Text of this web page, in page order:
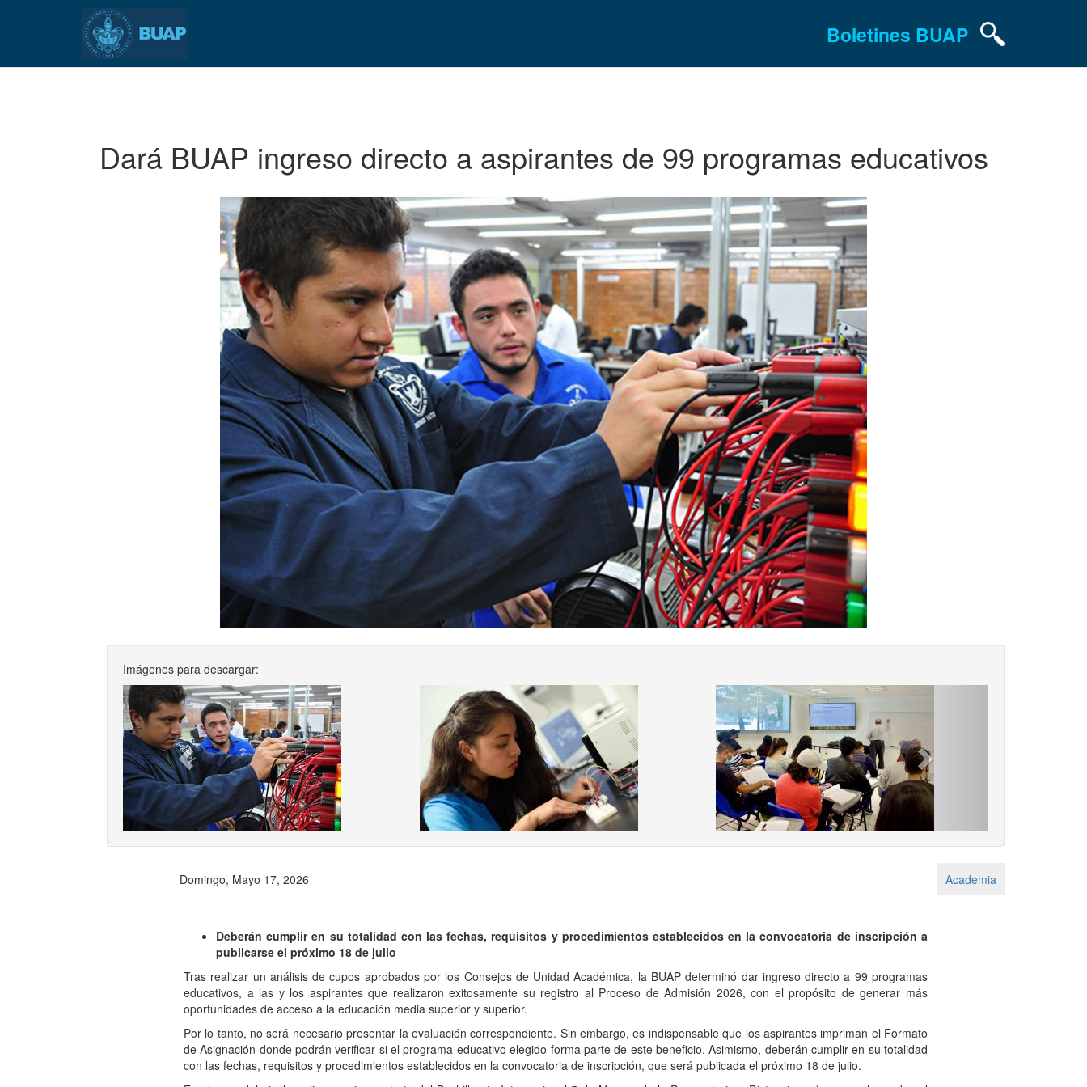
Boletines BUAP
Dará BUAP ingreso directo a aspirantes de 99 programas educativos
Imágenes para descargar:
Previous
Domingo, Mayo 17, 2026 Academia
Deberán cumplir en su totalidad con las fechas, requisitos y procedimientos establecidos en la convocatoria de inscripción a
publicarse el próximo 18 de julio
Tras realizar un análisis de cupos aprobados por los Consejos de Unidad Académica, la BUAP determinó dar ingreso directo a 99 programas
educativos, a las y los aspirantes que realizaron exitosamente su registro al Proceso de Admisión 2026, con el propósito de generar más
oportunidades de acceso a la educación media superior y superior.
Por lo tanto, no será necesario presentar la evaluación correspondiente. Sin embargo, es indispensable que los aspirantes impriman el Formato
de Asignación donde podrán verificar si el programa educativo elegido forma parte de este beneficio. Asimismo, deberán cumplir en su totalidad
con las fechas, requisitos y procedimientos establecidos en la convocatoria de inscripción, que será publicada el próximo 18 de julio.